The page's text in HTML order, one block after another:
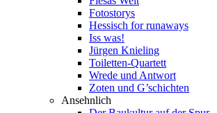
Fotostorys
Hessisch for runaways
Iss was!
Jürgen Knieling
Toiletten-Quartett
Wrede und Antwort
Zoten und G’schichten
Ansehnlich